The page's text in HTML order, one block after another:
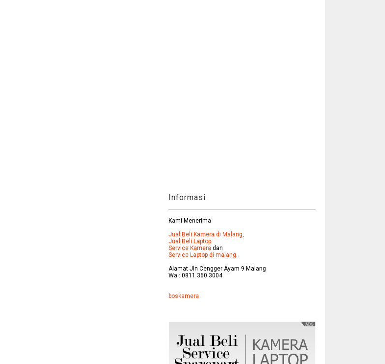
Informasi
Kami Menerima
Jual Beli Kamera di Malang
Jual Beli Laptop
Service Kamera dan
Service Laptop di malang.
Alamat Jln Cengger Ayam 9 Malang
Wa : 0811 360 3004
boskamera